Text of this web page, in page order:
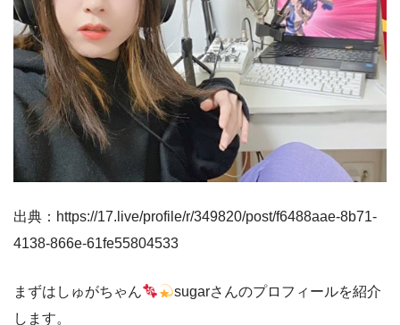
出典：https://17.live/profile/r/349820/post/f6488aae-8b71-
4138-866e-61fe55804533
まずはしゅがちゃん
sugarさんのプロフィールを紹介
します。